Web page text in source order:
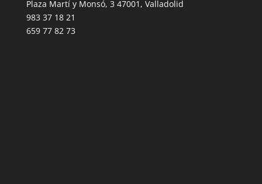
Plaza Martí y Monsó, 3 47001, Valladolid
983 37 18 21
659 77 82 73